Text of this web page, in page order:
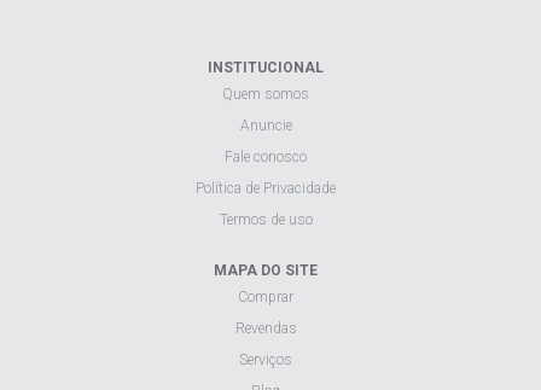
INSTITUCIONAL
Quem somos
Anuncie
Fale conosco
Política de Privacidade
Termos de uso
MAPA DO SITE
Comprar
Revendas
Serviços